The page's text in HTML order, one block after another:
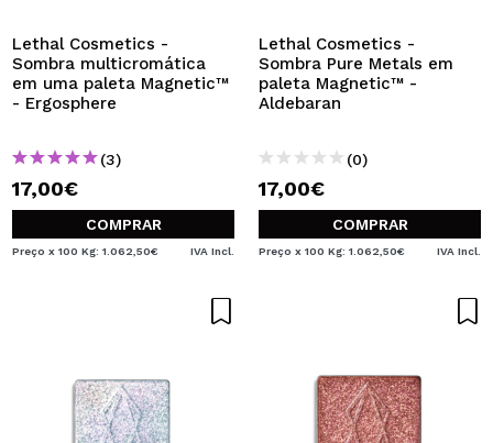
Lethal Cosmetics -
Sombra multicromática
em uma paleta Magnetic™
- Ergosphere
(3)
17,00€
COMPRAR
Preço x 100 Kg: 1.062,50€ IVA Incl.
Lethal Cosmetics -
Sombra Pure Metals em
paleta Magnetic™ -
Aldebaran
(0)
17,00€
COMPRAR
Preço x 100 Kg: 1.062,50€ IVA Incl.